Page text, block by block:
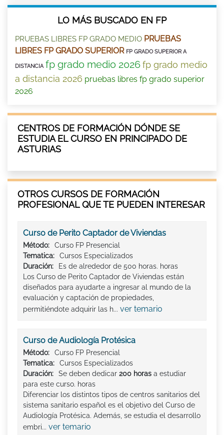
LO MÁS BUSCADO EN FP
PRUEBAS LIBRES FP GRADO MEDIO PRUEBAS
LIBRES FP GRADO SUPERIOR FP GRADO SUPERIOR A
DISTANCIA fp grado medio 2026fp grado medio
a distancia 2026 pruebas libres fp grado superior
2026
CENTROS DE FORMACIÓN DÓNDE SE
ESTUDIA EL CURSO EN PRINCIPADO DE
ASTURIAS
OTROS CURSOS DE FORMACIÓN
PROFESIONAL QUE TE PUEDEN INTERESAR
Curso de Perito Captador de Viviendas
Método:
Curso FP Presencial
Tematica:
Cursos Especializados
Duración:
Es de alrededor de 500 horas. horas
Los Curso de Perito Captador de Viviendas están
diseñados para ayudarte a ingresar al mundo de la
evaluación y captación de propiedades,
permitiéndote adquirir las h... ver temario
Curso de Audiología Protésica
Método:
Curso FP Presencial
Tematica:
Cursos Especializados
Duración:
Se deben dedicar 200 horas a estudiar
para este curso. horas
Diferenciar los distintos tipos de centros sanitarios del
sistema sanitario español es el objetivo del Curso de
Audiología Protésica. Además, se estudia el desarrollo
embri... ver temario